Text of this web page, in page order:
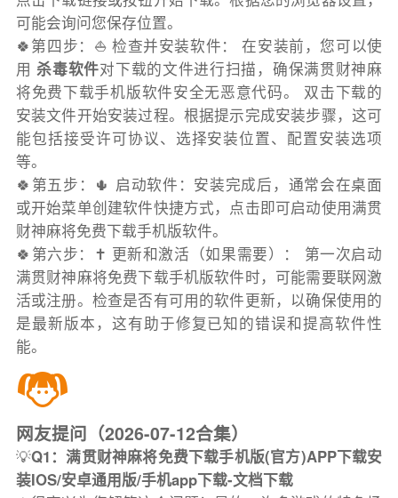
可能会询问您保存位置。
🍀第四步：⛵️ 检查并安装软件： 在安装前，您可以使
用杀毒软件对下载的文件进行扫描，确保满贯财神麻
将免费下载手机版软件安全无恶意代码。 双击下载的
安装文件开始安装过程。根据提示完成安装步骤，这可
能包括接受许可协议、选择安装位置、配置安装选项
等。
🍀第五步：🌵 启动软件：安装完成后，通常会在桌面
或开始菜单创建软件快捷方式，点击即可启动使用满贯
财神麻将免费下载手机版软件。
🍀第六步：✝️ 更新和激活（如果需要）： 第一次启动
满贯财神麻将免费下载手机版软件时，可能需要联网激
活或注册。检查是否有可用的软件更新，以确保使用的
是最新版本，这有助于修复已知的错误和提高软件性
能。
网友提问（2026-07-12合集）
💡Q1：满贯财神麻将免费下载手机版(官方)APP下载安
装IOS/安卓通用版/手机app下载-文档下载